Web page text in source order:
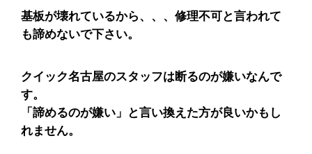
基板が壊れているから、、、修理不可と言われて
も諦めないで下さい。
クイック名古屋のスタッフは断るのが嫌いなんで
す。
「諦めるのが嫌い」と言い換えた方が良いかもし
れません。